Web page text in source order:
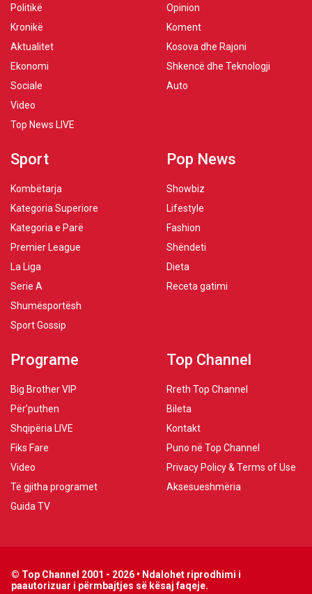
Politikë
Kronikë
Aktualitet
Ekonomi
Sociale
Video
Top News LIVE
Opinion
Koment
Kosova dhe Rajoni
Shkencë dhe Teknologji
Auto
Sport
Kombëtarja
Kategoria Superiore
Kategoria e Parë
Premier League
La Liga
Serie A
Shumësportësh
Sport Gossip
Pop News
Showbiz
Lifestyle
Fashion
Shëndeti
Dieta
Receta gatimi
Programe
Big Brother VIP
Për’puthen
Shqipëria LIVE
Fiks Fare
Video
Të gjitha programet
Guida TV
Top Channel
Rreth Top Channel
Bileta
Kontakt
Puno në Top Channel
Privacy Policy & Terms of Use
Aksesueshmëria
© Top Channel 2001 - 2026 • Ndalohet riprodhimi i
paautorizuar i përmbajtjes së kësaj faqeje.